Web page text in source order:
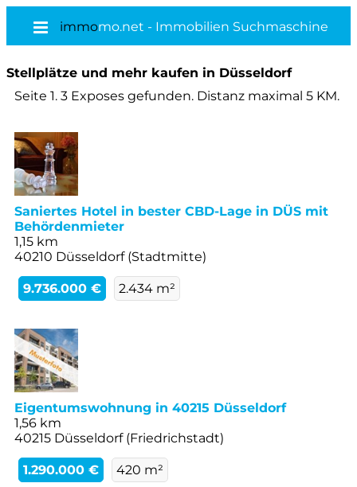
immomo.net - Immobilien Suchmaschine
Stellplätze und mehr kaufen in Düsseldorf
Seite 1. 3 Exposes gefunden. Distanz maximal 5 KM.
Saniertes Hotel in bester CBD-Lage in DÜS mit
Behördenmieter
1,15 km
40210 Düsseldorf (Stadtmitte)
9.736.000 € 2.434 m²
Eigentumswohnung in 40215 Düsseldorf
1,56 km
40215 Düsseldorf (Friedrichstadt)
1.290.000 € 420 m²